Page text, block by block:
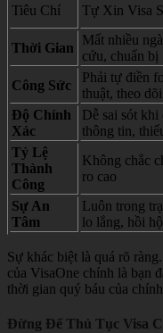
Tiêu Chí Tự Xin Visa
Thời Gian
Mất nhiều
cứu, chuẩn bị
Công Sức
Phải tự điền
thuật, theo dõi
Độ Chính
Xác
Dễ sai sót khi
thông tin,
Tỷ Lệ
Thành
Công
Không chắc
ro cao
Sự An
Tâm
Luôn trong
lo lắng, hồi
Sự khác biệt là quá rõ
của VisaOne chính là bạn
thời gian quý báu của
Đừng Để Thủ Tục Visa